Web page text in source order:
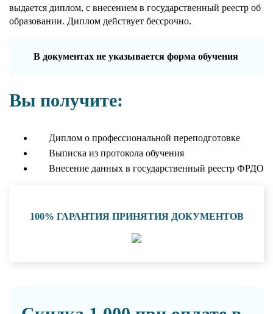
выдается диплом, с внесением в государственный реестр об
образовании. Диплом действует бессрочно.
В документах не указывается форма обучения
Вы получите:
Диплом о профессиональной переподготовке
Выписка из протокола обучения
Внесение данных в государственный реестр ФРДО
100% ГАРАНТИЯ ПРИНЯТИЯ ДОКУМЕНТОВ